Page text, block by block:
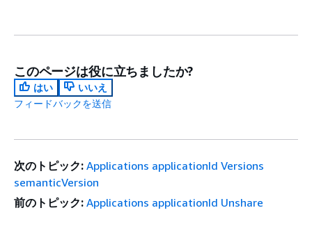
このページは役に立ちましたか?
はい
いいえ
フィードバックを送信
次のトピック: Applications applicationId Versions
semanticVersion
前のトピック: Applications applicationId Unshare